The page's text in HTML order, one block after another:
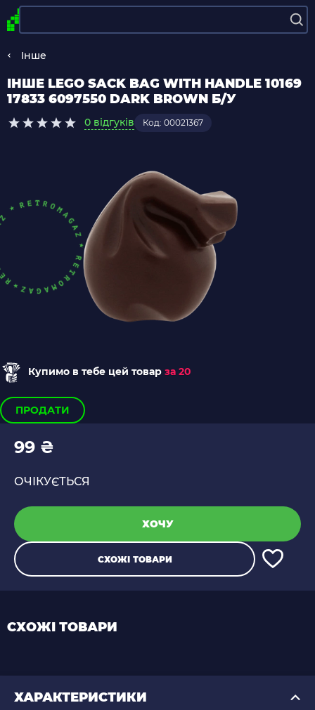
Інше
ІНШЕ LEGO SACK BAG WITH HANDLE 10169
17833 6097550 DARK BROWN Б/У
0 відгуків Код: 00021367
Купимо в тебе цей товар за 20
ПРОДАТИ
99 ₴
ОЧІКУЄТЬСЯ
ХОЧУ
СХОЖІ ТОВАРИ
СХОЖІ ТОВАРИ
ХАРАКТЕРИСТИКИ